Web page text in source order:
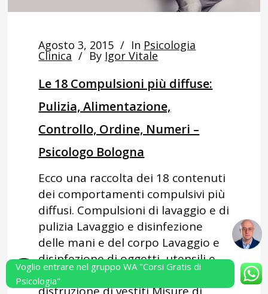
Agosto 3, 2015 In Psicologia
Clinica By Igor Vitale
Le 18 Compulsioni più diffuse:
Pulizia, Alimentazione,
Controllo, Ordine, Numeri –
Psicologo Bologna
Ecco una raccolta dei 18 contenuti
dei comportamenti compulsivi più
diffusi. Compulsioni di lavaggio e di
pulizia Lavaggio e disinfezione
delle mani e del corpo Lavaggio e
disinfezione di oggetti, utensili e
arredi Lavaggio, disinfezione o
distruzione di vestiti Misure di
Voglio entrare nel gruppo WA "Corsi Gratis di
Psicologia"